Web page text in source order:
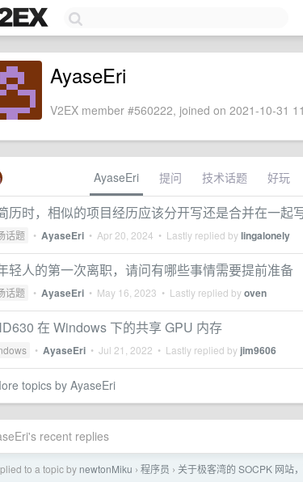
AyaseEri
V2EX member #560222, joined on 2021-10-31
AyaseEri 提问 技术话题 好玩
历时，相似的项目经历应该分开写还是合并在一起
话题 • AyaseEri • Apr 20, 2024 • Lastly replied bylingalonely
轻人的第一次离职，请问有哪些事情需要提前准备
话题 • AyaseEri • May 16, 2023 • Lastly replied byoven
在 Windows 下的共享 GPU 内存
• AyaseEri • Jul 21, 2022 • Lastly replied by jim9606
topics by AyaseEri
recent replies
to a topic by newtonMiku › 程序员 › 关于极客湾的 SOCPK 网站